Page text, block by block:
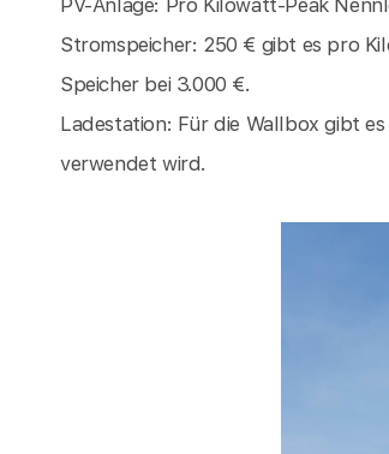
PV-Anlage: Pro Kilowatt-Peak
Stromspeicher: 250 € gibt es pro
Speicher bei 3.000 €.
Ladestation: Für die Wallbox gibt
verwendet wird.